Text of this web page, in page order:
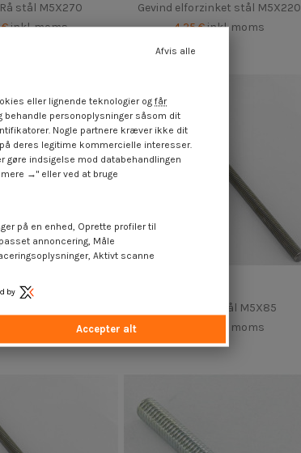
stål M5X270
€inkl. moms
Gevind elforzinket stål M5X220
4,25 €inkl. moms
Gevind Rå stål M5X85
inkl. moms
Afvis alle
eller lignende teknologier og får
behandle personoplysninger såsom dit
Nogle partnere kræver ikke dit
deres legitime kommercielle interesser.
gøre indsigelse mod databehandlingen
→" eller ved at bruge
på en enhed, Oprette profiler til
annoncering, Måle
Aktivt scanne
by
Accepter alt